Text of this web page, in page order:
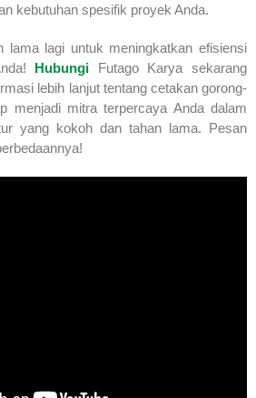
kebutuhan spesifik proyek Anda.
lama lagi untuk meningkatkan efisiensi
Hubungi Futago Karya sekarang
lebih lanjut tentang cetakan gorong-
menjadi mitra terpercaya Anda dalam
yang kokoh dan tahan lama. Pesan